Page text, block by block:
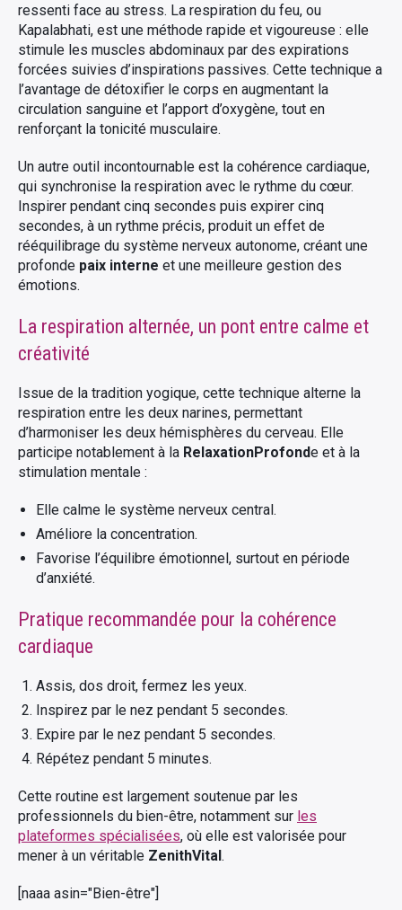
ressenti face au stress. La respiration du feu, ou
Kapalabhati, est une méthode rapide et vigoureuse : elle
stimule les muscles abdominaux par des expirations
forcées suivies d’inspirations passives. Cette technique a
l’avantage de détoxifier le corps en augmentant la
circulation sanguine et l’apport d’oxygène, tout en
renforçant la tonicité musculaire.
Un autre outil incontournable est la cohérence cardiaque,
qui synchronise la respiration avec le rythme du cœur.
Inspirer pendant cinq secondes puis expirer cinq
secondes, à un rythme précis, produit un effet de
rééquilibrage du système nerveux autonome, créant une
profonde paix interne et une meilleure gestion des
émotions.
La respiration alternée, un pont entre calme et
créativité
Issue de la tradition yogique, cette technique alterne la
respiration entre les deux narines, permettant
d’harmoniser les deux hémisphères du cerveau. Elle
participe notablement à la RelaxationProfonde et à la
stimulation mentale :
Elle calme le système nerveux central.
Améliore la concentration.
Favorise l’équilibre émotionnel, surtout en période
d’anxiété.
Pratique recommandée pour la cohérence
cardiaque
Assis, dos droit, fermez les yeux.
Inspirez par le nez pendant 5 secondes.
Expire par le nez pendant 5 secondes.
Répétez pendant 5 minutes.
Cette routine est largement soutenue par les
professionnels du bien-être, notamment sur les
plateformes spécialisées, où elle est valorisée pour
mener à un véritable ZenithVital .
[naaa asin="Bien-être"]